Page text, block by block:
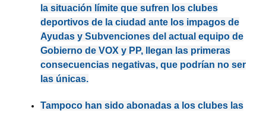
la situación límite que sufren los clubes
deportivos de la ciudad ante los impagos de
Ayudas y Subvenciones del actual equipo de
Gobierno de VOX y PP, llegan las primeras
consecuencias negativas, que podrían no ser
las únicas.
Tampoco han sido abonadas a los clubes las